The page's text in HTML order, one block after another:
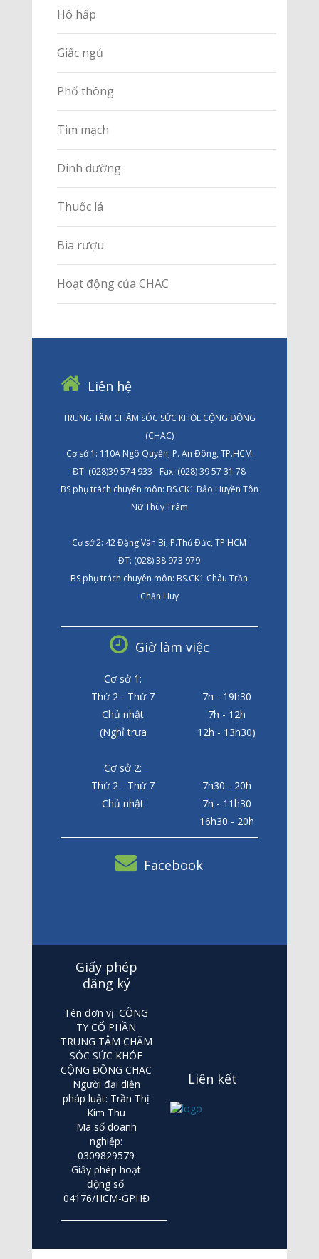
Hô hấp
Giấc ngủ
Phổ thông
Tim mạch
Dinh dưỡng
Thuốc lá
Bia rượu
Hoạt động của CHAC
Liên hệ
TRUNG TÂM CHĂM SÓC SỨC KHỎE CỘNG ĐỒNG
(CHAC)
Cơ sở 1: 110A Ngô Quyền, P. An Đông, TP.HCM
ĐT: (028)39 574 933 - Fax: (028) 39 57 31 78
BS phụ trách chuyên môn: BS.CK1 Bảo Huyền Tôn
Nữ Thùy Trâm
Cơ sở 2: 42 Đặng Văn Bi, P.Thủ Đức, TP.HCM
ĐT: (028) 38 973 979
BS phụ trách chuyên môn: BS.CK1 Châu Trần
Chấn Huy
Giờ làm việc
Cơ sở 1:
Thứ 2 - Thứ 7
7h - 19h30
Chủ nhật
7h - 12h
(Nghỉ trưa
12h - 13h30)
Cơ sở 2:
Thứ 2 - Thứ 7
7h30 - 20h
Chủ nhật
7h - 11h30
16h30 - 20h
Facebook
Giấy phép
đăng ký
Tên đơn vị: CÔNG
TY CỔ PHẦN
TRUNG TÂM CHĂM
SÓC SỨC KHỎE
CỘNG ĐỒNG CHAC
Người đại diện
pháp luật: Trần Thị
Kim Thu
Mã số doanh
nghiệp:
0309829579
Giấy phép hoạt
động số:
04176/HCM-GPHĐ
Liên kết